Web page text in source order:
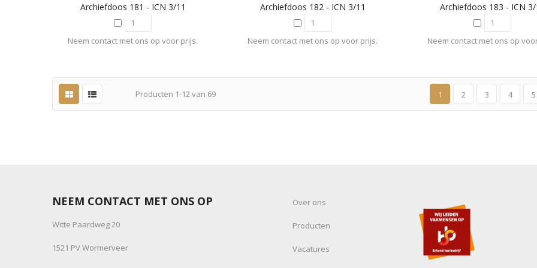
Archiefdoos 181 - ICN 3/11
Neem contact met ons op voor prijs.
Archiefdoos 182 - ICN 3/11
Neem contact met ons op voor prijs.
Archiefdoos 183 - ICN 3/
Neem contact met ons op
Producten 1-12van 69 1 2 3 4 5
NEEM CONTACT MET ONS OP
Witte Paardweg 20
1521 PV Wormerveer
Over ons
Producten
Vacatures